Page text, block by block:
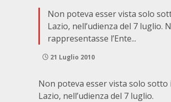
Non poteva esser vista solo
Lazio, nell’udienza del 7 luglio.
rappresentasse l’Ente...
21 Luglio 2010
Non poteva esser vista solo
Lazio, nell’udienza del 7 luglio.